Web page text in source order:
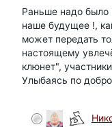
Раньше надо было
наше будущее !,
может передать
настоящему
клюнет",
Улыбаясь по